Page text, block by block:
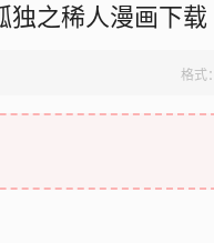
独之稀人漫画下载
格式：